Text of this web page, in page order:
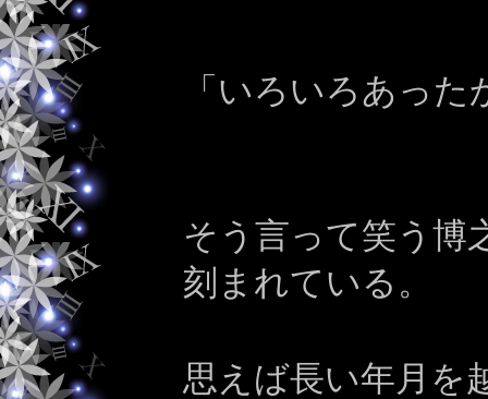
「いろいろあっ
そう言って笑う博
刻まれている。
思えば長い年月を